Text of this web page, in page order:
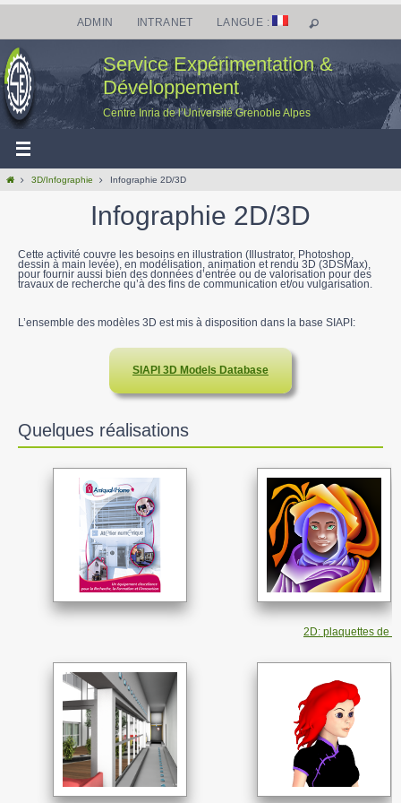
Passer
contenu
ADMIN INTRANET LANGUE :
Service Expérimentation &
Développement
Centre Inria de l’Université Grenoble Alpes
Home3D/Infographie Infographie 2D/3D
Infographie 2D/3D
Cette activité couvre les besoins en illustration (Illustrator, Photoshop,
dessin à main levée), en modélisation, animation et rendu 3D (3DSMax),
pour fournir aussi bien des données d’entrée ou de valorisation pour des
travaux de recherche qu’à des fins de communication et/ou vulgarisation.
L’ensemble des modèles 3D est mis à disposition dans la base SIAPI:
SIAPI 3D Models Database
Quelques réalisations
2D: plaquettes de